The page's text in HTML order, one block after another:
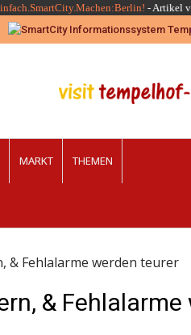
-Artikel
MARKT THEMEN
& Fehlalarme werden teurer
& Fehlalarme